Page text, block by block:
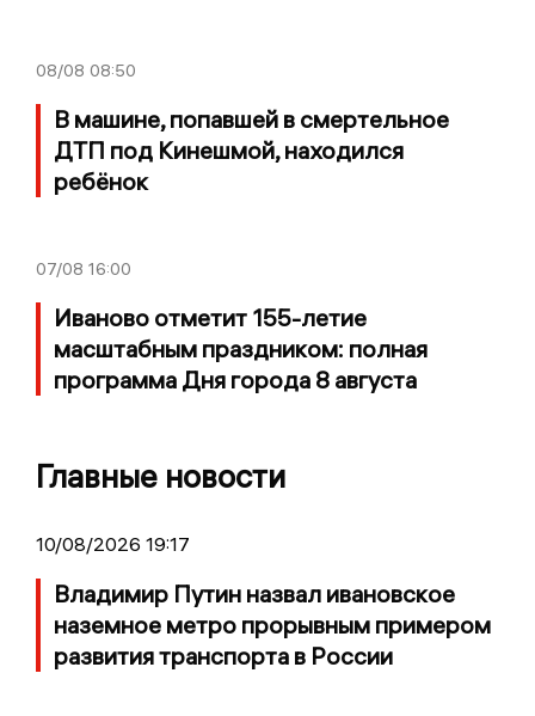
08/08 08:50
В машине, попавшей в смертельное
ДТП под Кинешмой, находился
ребёнок
07/08 16:00
Иваново отметит 155-летие
масштабным праздником: полная
программа Дня города 8 августа
Главные новости
10/08/2026 19:17
Владимир Путин назвал ивановское
наземное метро прорывным примером
развития транспорта в России